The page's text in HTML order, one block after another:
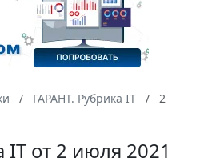
ГАРАНТ. Рубрика IT
2
IT от 2 июля 2021